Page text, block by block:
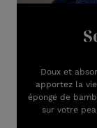
Doux et
apportez la
éponge de
sur votre